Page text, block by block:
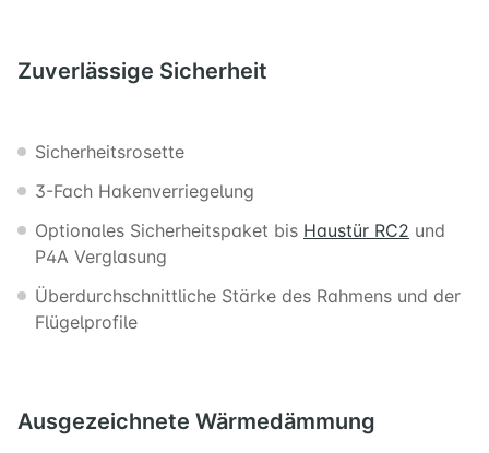
Zuverlässige Sicherheit
Sicherheitsrosette
3-Fach Hakenverriegelung
Optionales Sicherheitspaket bis Haustür RC2 und
P4A Verglasung
Überdurchschnittliche Stärke des Rahmens und der
Flügelprofile
Ausgezeichnete Wärmedämmung